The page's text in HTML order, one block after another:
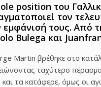
position του
τον
εμφάνισή τους. Από
Bulega και
Martin βρέθηκε στο
ταχύτερο
τα κατάφερε, όμως οι